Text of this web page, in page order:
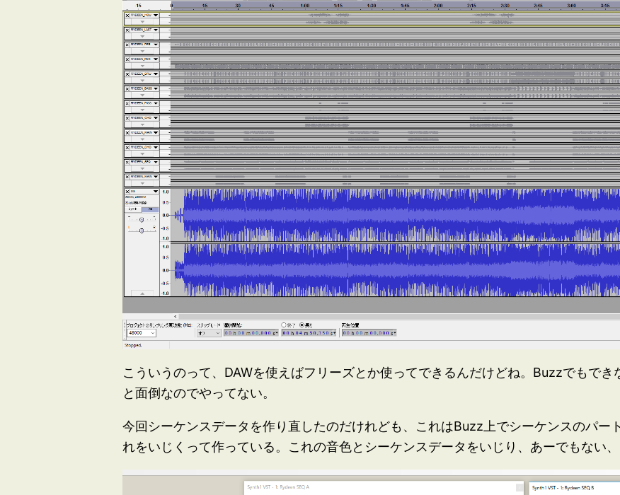
こういうのって、DAWを使えばフリーズとか使ってできるんだけどね。Buzzでもで
と面倒なのでやってない。
今回シーケンスデータを作り直したのだけれども、これはBuzz上でシーケンスのパー
れをいじくって作っている。これの音色とシーケンスデータをいじり、あーでもない